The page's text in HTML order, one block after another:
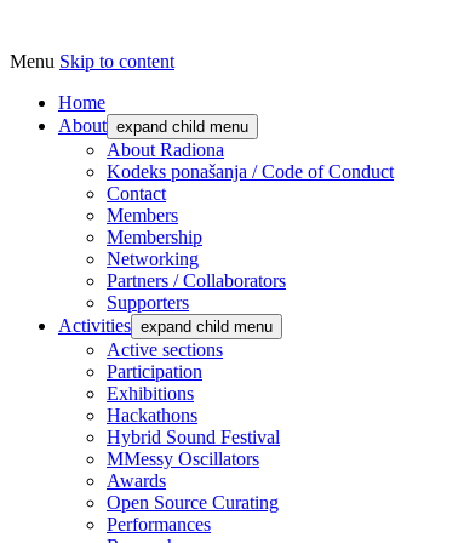
Radiona
Udruga za razvoj ‘uradi sam’
Menu Skip to content
Home
About expand child menu
About Radiona
Kodeks ponašanja / Code of Conduct
Contact
Members
Membership
Networking
Partners / Collaborators
Supporters
Activities expand child menu
Active sections
Participation
Exhibitions
Hackathons
Hybrid Sound Festival
MMessy Oscillators
Awards
Open Source Curating
Performances